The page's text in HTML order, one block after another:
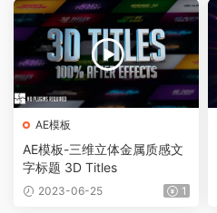
AE模板
AE模板-三维立体金属质感文
字标题 3D Titles
2023-06-25 1